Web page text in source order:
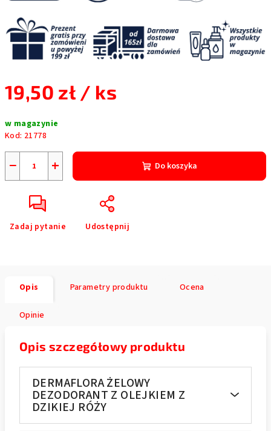
19,50 zł / ks
jednostkowa:
w magazynie
Kod: 21778
+
− Do koszyka
Zadaj pytanie Udostępnij
Opis Parametry produktu Ocena
Opinie
Opis szczegółowy produktu
DERMAFLORA ŻELOWY
DEZODORANT Z OLEJKIEM Z
DZIKIEJ RÓŻY